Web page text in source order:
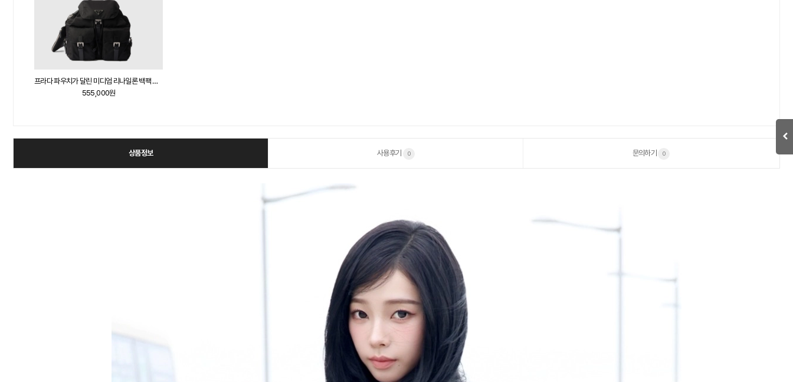
프라다 파우치가 달린 미디엄 리나일론 백팩 블랙 1BZ811
555,000원
상품정보 사용후기 0 문의하기 0